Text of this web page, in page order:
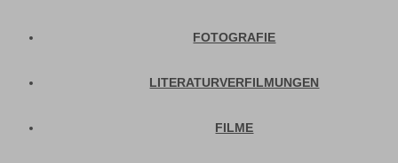
FOTOGRAFIE
LITERATURVERFILMUNGEN
FILME